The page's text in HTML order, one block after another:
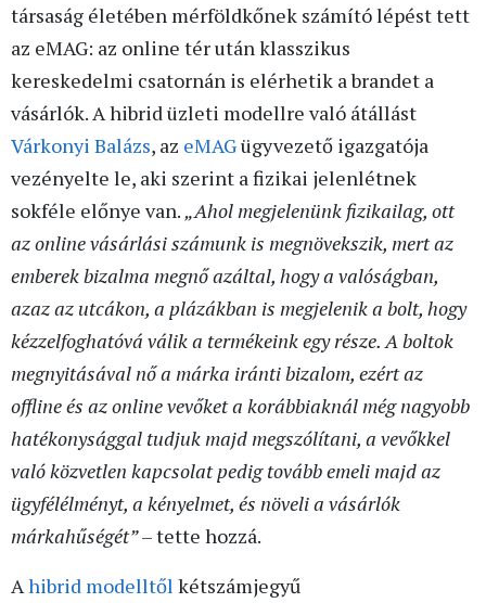
társaság életében mérföldkőnek számító lépést tett
az eMAG: az online tér után klasszikus
kereskedelmi csatornán is elérhetik a brandet a
vásárlók. A hibrid üzleti modellre való átállást
Várkonyi Balázs, az eMAGügyvezető igazgatója
vezényelte le, aki szerint a fizikai jelenlétnek
sokféle előnye van.„Ahol megjelenünk fizikailag, ott
az online vásárlási számunk is megnövekszik, mert az
emberek bizalma megnő azáltal, hogy a valóságban,
azaz az utcákon, a plázákban is megjelenik a bolt, hogy
kézzelfoghatóvá válik a termékeink egy része. A boltok
megnyitásával nő a márka iránti bizalom, ezért az
offline és az online vevőket a korábbiaknál még nagyobb
hatékonysággal tudjuk majd megszólítani, a vevőkkel
való közvetlen kapcsolat pedig tovább emeli majd az
ügyfélélményt, a kényelmet, és növeli a vásárlók
márkahűségét”– tette hozzá.
Ahibrid modelltől kétszámjegyű